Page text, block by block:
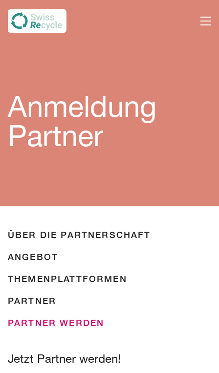
Anmeldung
Partner
ÜBER DIE PARTNERSCHAFT
ANGEBOT
THEMENPLATTFORMEN
PARTNER
PARTNER WERDEN
Jetzt Partner werden!